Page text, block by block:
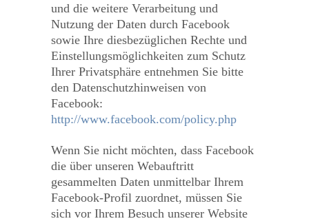
und die weitere Verarbeitung und
Nutzung der Daten durch Facebook
sowie Ihre diesbezüglichen Rechte und
Einstellungsmöglichkeiten zum Schutz
Ihrer Privatsphäre entnehmen Sie bitte
den Datenschutzhinweisen von
Facebook:
http://www.facebook.com/policy.php
Wenn Sie nicht möchten, dass Facebook
die über unseren Webauftritt
gesammelten Daten unmittelbar Ihrem
Facebook-Profil zuordnet, müssen Sie
sich vor Ihrem Besuch unserer Website